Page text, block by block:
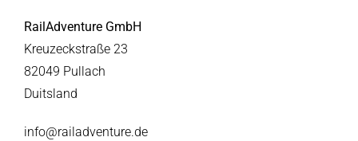
RailAdventure GmbH
Kreuzeckstraße 23
82049 Pullach
Duitsland
info@railadventure.de